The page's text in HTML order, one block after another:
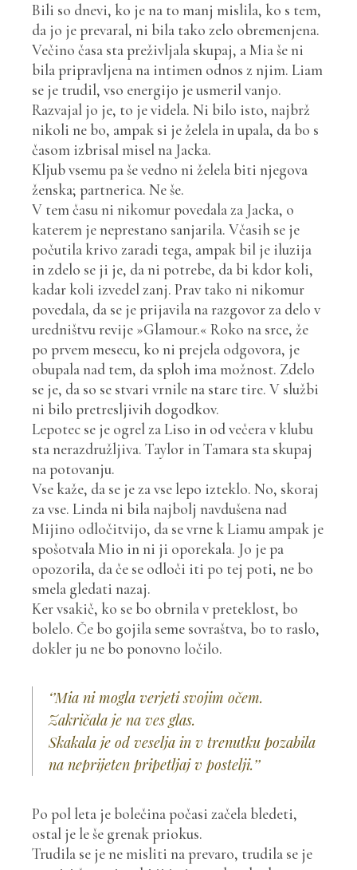
Bili so dnevi, ko je na to manj mislila, ko s tem,
da jo je prevaral, ni bila tako zelo obremenjena.
Večino časa sta preživljala skupaj, a Mia še ni
bila pripravljena na intimen odnos z njim. Liam
se je trudil, vso energijo je usmeril vanjo.
Razvajal jo je, to je videla. Ni bilo isto, najbrž
nikoli ne bo, ampak si je želela in upala, da bo s
časom izbrisal misel na Jacka.
Kljub vsemu pa še vedno ni želela biti njegova
ženska; partnerica. Ne še.
V tem času ni nikomur povedala za Jacka, o
katerem je neprestano sanjarila. Včasih se je
počutila krivo zaradi tega, ampak bil je iluzija
in zdelo se ji je, da ni potrebe, da bi kdor koli,
kadar koli izvedel zanj. Prav tako ni nikomur
povedala, da se je prijavila na razgovor za delo v
uredništvu revije »Glamour.« Roko na srce, že
po prvem mesecu, ko ni prejela odgovora, je
obupala nad tem, da sploh ima možnost. Zdelo
se je, da so se stvari vrnile na stare tire. V službi
ni bilo pretresljivih dogodkov.
Lepotec se je ogrel za Liso in od večera v klubu
sta nerazdružljiva. Taylor in Tamara sta skupaj
na potovanju.
Vse kaže, da se je za vse lepo izteklo. No, skoraj
za vse. Linda ni bila najbolj navdušena nad
Mijino odločitvijo, da se vrne k Liamu ampak je
spošotvala Mio in ni ji oporekala. Jo je pa
opozorila, da če se odloči iti po tej poti, ne bo
smela gledati nazaj.
Ker vsakič, ko se bo obrnila v preteklost, bo
bolelo. Če bo gojila seme sovraštva, bo to raslo,
dokler ju ne bo ponovno ločilo.
‘’Mia ni mogla verjeti svojim očem.
Zakričala je na ves glas.
Skakala je od veselja in v trenutku pozabila
na neprijeten pripetljaj v postelji.’’
Po pol leta je bolečina počasi začela bledeti,
ostal je le še grenak priokus.
Trudila se je ne misliti na prevaro, trudila se je